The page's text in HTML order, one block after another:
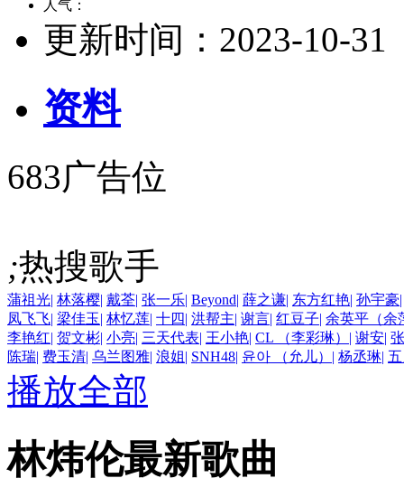
人气：
更新时间： 2023-10-31
资料
683广告位
;热搜歌手
蒲祖光| 林落樱| 戴荃| 张一乐| Beyond| 薛之谦| 东方红艳| 孙宇豪|
凤飞飞| 梁佳玉| 林忆莲| 十四| 洪帮主| 谢言| 红豆子| 余英平（余
李艳红| 贺文彬| 小亮| 三天代表| 王小艳| CL （李彩琳） | 谢安|
陈瑞| 费玉清| 乌兰图雅| 浪姐| SNH48| 윤아 （允儿） | 杨丞琳|
播放全部
林炜伦最新歌曲